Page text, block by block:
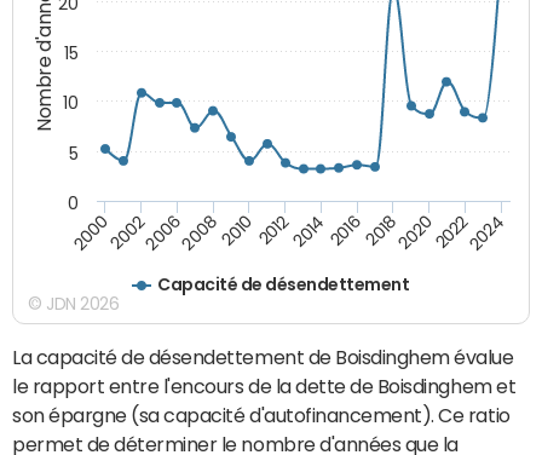
Nombre d'années
Capacité de désendettement
20002002200620082010 2012201420162018202020222024
0
5
10
15
© JDN 2026
La capacité de désendettement de Boisdinghem évalue
le rapport entre l'encours de la dette de Boisdinghem et
son épargne (sa capacité d'autofinancement). Ce ratio
permet de déterminer le nombre d'années que la